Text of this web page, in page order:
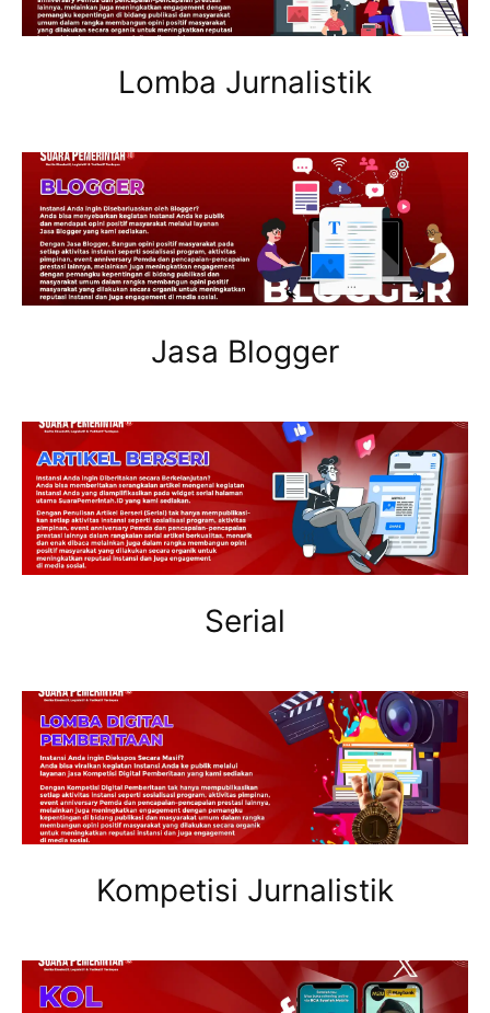
Lomba Jurnalistik
Jasa Blogger
Serial
Kompetisi Jurnalistik